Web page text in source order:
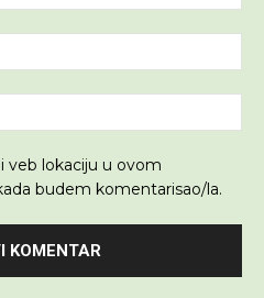
veb lokaciju u ovom
budem komentarisao/la.